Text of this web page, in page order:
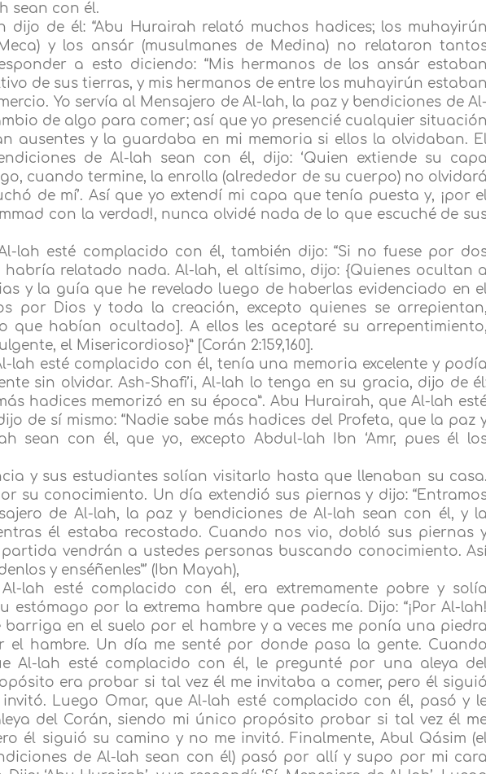
sean con él.
dijo de él: “Abu Hurairah relató muchos hadices; los muhayirún
y los ansár (musulmanes de Medina) no relataron
a esto diciendo: “Mis hermanos de los ansár estaban
de sus tierras, y mis hermanos de entre los muhayirún estaban
Yo servía al Mensajero de Al-lah, la paz y bendiciones de Al-
de algo para comer; así que yo presencié cualquier situación
ausentes y la guardaba en mi memoria si ellos la olvidaban.
de Al-lah sean con él, dijo: ‘Quien extiende su capa
cuando termine, la enrolla (alrededor de su cuerpo) no olvidará
de mí’. Así que yo extendí mi capa que tenía puesta y, ¡por
con la verdad!, nunca olvidé nada de lo que escuché de
lah esté complacido con él, también dijo: “Si no fuese por
habría relatado nada. Al-lah, el altísimo, dijo: {Quienes ocultan a
y la guía que he revelado luego de haberlas evidenciado en
por Dios y toda la creación, excepto quienes se arrepientan,
que habían ocultado]. A ellos les aceptaré su arrepentimiento,
el Misericordioso}” [Corán 2:159,160].
lah esté complacido con él, tenía una memoria excelente y podía
sin olvidar. Ash-Shafi’i, Al-lah lo tenga en su gracia, dijo de
hadices memorizó en su época”. Abu Hurairah, que Al-lah
de sí mismo: “Nadie sabe más hadices del Profeta, que la paz
sean con él, que yo, excepto Abdul-lah Ibn ‘Amr, pues él
y sus estudiantes solían visitarlo hasta que llenaban su casa.
su conocimiento. Un día extendió sus piernas y dijo:
de Al-lah, la paz y bendiciones de Al-lah sean con él, y la
él estaba recostado. Cuando nos vio, dobló sus piernas
partida vendrán a ustedes personas buscando conocimiento. Así
y enséñenles”’ (Ibn Mayah),
lah esté complacido con él, era extremamente pobre y solía
estómago por la extrema hambre que padecía. Dijo: “¡Por Al-lah!
barriga en el suelo por el hambre y a veces me ponía una piedra
el hambre. Un día me senté por donde pasa la gente. Cuando
Al-lah esté complacido con él, le pregunté por una aleya
era probar si tal vez él me invitaba a comer, pero él siguió
Luego Omar, que Al-lah esté complacido con él, pasó y
del Corán, siendo mi único propósito probar si tal vez él
él siguió su camino y no me invitó. Finalmente, Abul Qásim
de Al-lah sean con él) pasó por allí y supo por mi cara